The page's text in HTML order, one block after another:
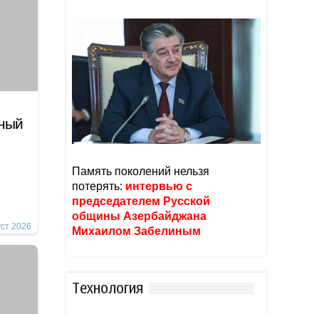
2026
Память поколений нельзя
потерять: интервью с
председателем Русской
общины Азербайджана
Михаилом Забелиным
Тexнoлoгия